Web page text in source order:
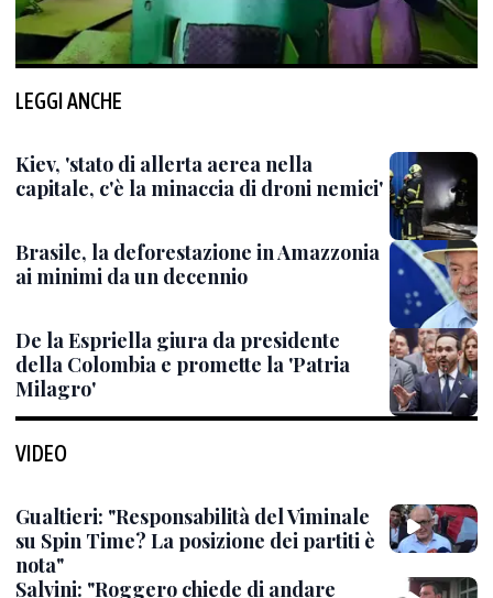
LEGGI ANCHE
Kiev, 'stato di allerta aerea nella
capitale, c'è la minaccia di droni nemici'
Brasile, la deforestazione in Amazzonia
ai minimi da un decennio
De la Espriella giura da presidente
della Colombia e promette la 'Patria
Milagro'
VIDEO
Gualtieri: "Responsabilità del Viminale
su Spin Time? La posizione dei partiti è
nota"
Salvini: "Roggero chiede di andare